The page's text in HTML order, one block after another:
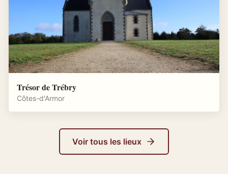
Trésor de Trébry
Côtes-d'Armor
Voir tous les lieux